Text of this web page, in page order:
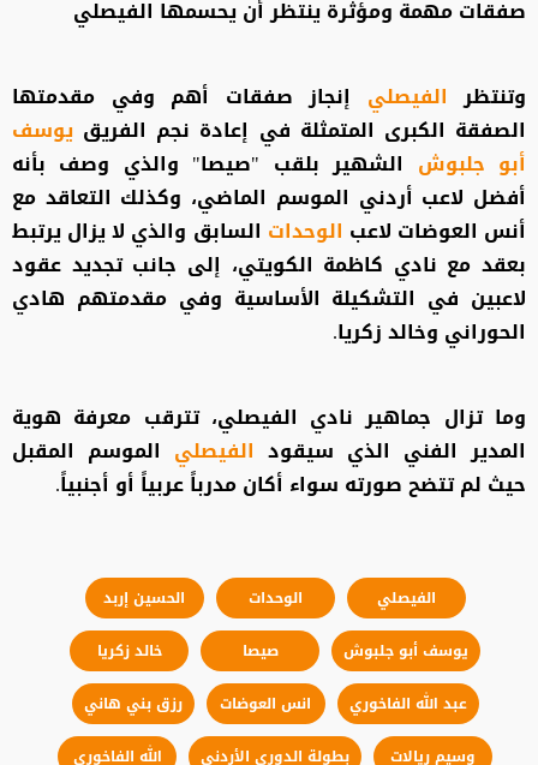
صفقات مهمة ومؤثرة ينتظر أن يحسمها الفيصلي
وتنتظرالفيصلي إنجاز صفقات أهم وفي مقدمتها
الصفقة الكبرى المتمثلة في إعادة نجم الفريق يوسف
أبو جلبوش الشهير بلقب "صيصا" والذي وصف بأنه
أفضل لاعب أردني الموسم الماضي، وكذلك التعاقد مع
أنس العوضات لاعب الوحدات السابق والذي لا يزال يرتبط
بعقد مع نادي كاظمة الكويتي، إلى جانب تجديد عقود
لاعبين في التشكيلة الأساسية وفي مقدمتهم هادي
الحوراني وخالد زكريا.
وما تزال جماهير نادي الفيصلي، تترقب معرفة هوية
المدير الفني الذي سيقود الفيصلي الموسم المقبل
حيث لم تتضح صورته سواء أكان مدرباً عربياً أو أجنبياً.
الفيصلي الوحدات
الحسين إربد
يوسف أبو جلبوش
صيصا
خالد زكريا
عبد الله الفاخوري
انس العوضات
رزق بني هاني
وسيم ريالات
بطولة الدوري الأردني الله الفاخوري